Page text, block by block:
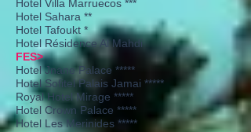
Hotel Villa Marruecos ***
Hotel Sahara **
Hotel Tafoukt *
Hotel Résidence Al Mahdi
FES>
Hotel Jnane Palace *****
Hotel Sofitel Palais Jamai *****
Royal Hotel Mirage *****
Hotel Crown Palace *****
Hotel Les Merinides *****